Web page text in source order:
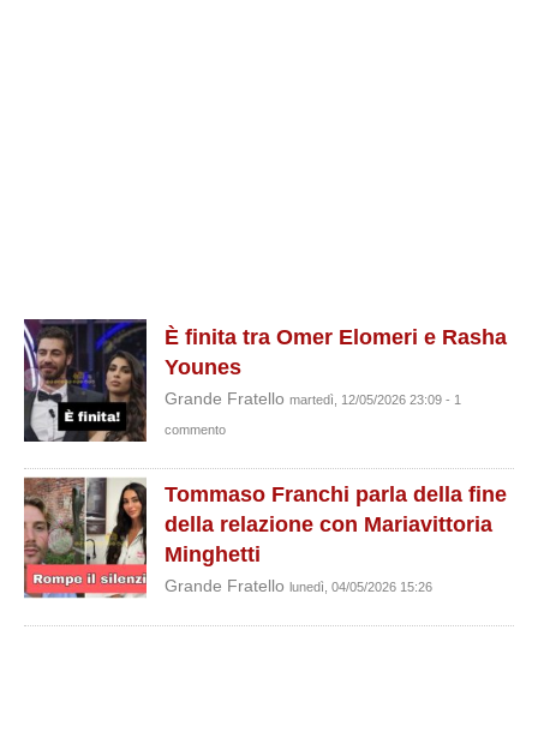
È finita tra Omer Elomeri e Rasha
Younes
Grande Fratello martedì, 12/05/2026 23:09 - 1
commento
Tommaso Franchi parla della fine
della relazione con Mariavittoria
Minghetti
Grande Fratello lunedì, 04/05/2026 15:26